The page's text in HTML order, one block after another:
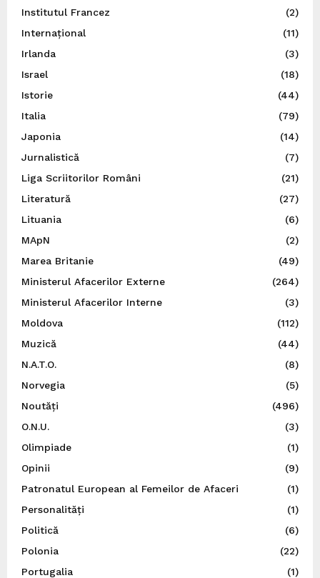
Institutul Francez
(2)
Internațional
(11)
Irlanda
(3)
Israel
(18)
Istorie
(44)
Italia
(79)
Japonia
(14)
Jurnalistică
(7)
Liga Scriitorilor Români
(21)
Literatură
(27)
Lituania
(6)
MApN
(2)
Marea Britanie
(49)
Ministerul Afacerilor Externe
(264)
Ministerul Afacerilor Interne
(3)
Moldova
(112)
Muzică
(44)
N.A.T.O.
(8)
Norvegia
(5)
Noutăți
(496)
O.N.U.
(3)
Olimpiade
(1)
Opinii
(9)
Patronatul European al Femeilor de Afaceri
(1)
Personalități
(1)
Politică
(6)
Polonia
(22)
Portugalia
(1)